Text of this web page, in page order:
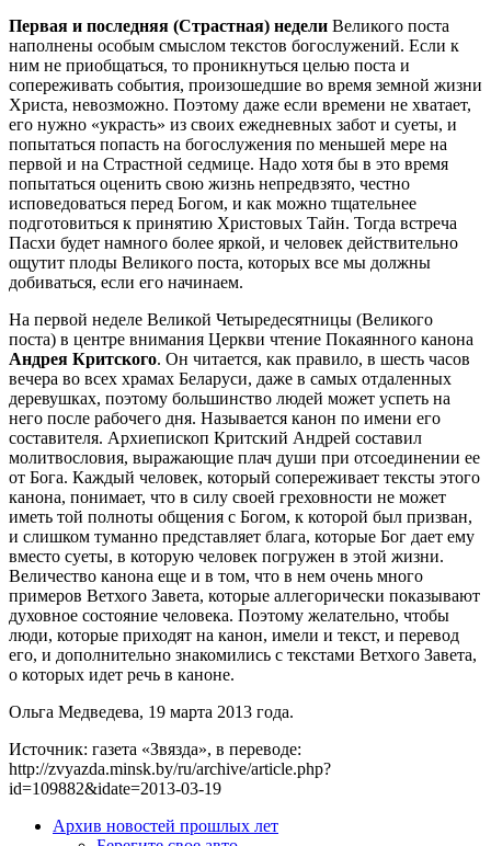
Первая и последняя (Страстная) недели Великого поста
наполнены особым смыслом текстов богослужений. Если к
ним не приобщаться, то проникнуться целью поста и
сопереживать события, произошедшие во время земной жизни
Христа, невозможно. Поэтому даже если времени не хватает,
его нужно «украсть» из своих ежедневных забот и суеты, и
попытаться попасть на богослужения по меньшей мере на
первой и на Страстной седмице. Надо хотя бы в это время
попытаться оценить свою жизнь непредвзято, честно
исповедоваться перед Богом, и как можно тщательнее
подготовиться к принятию Христовых Тайн. Тогда встреча
Пасхи будет намного более яркой, и человек действительно
ощутит плоды Великого поста, которых все мы должны
добиваться, если его начинаем.
На первой неделе Великой Четыредесятницы (Великого
поста) в центре внимания Церкви чтение Покаянного канона
Андрея Критского. Он читается, как правило, в шесть часов
вечера во всех храмах Беларуси, даже в самых отдаленных
деревушках, поэтому большинство людей может успеть на
него после рабочего дня. Называется канон по имени его
составителя. Архиепископ Критский Андрей составил
молитвословия, выражающие плач души при отсоединении ее
от Бога. Каждый человек, который сопереживает тексты этого
канона, понимает, что в силу своей греховности не может
иметь той полноты общения с Богом, к которой был призван,
и слишком туманно представляет блага, которые Бог дает ему
вместо суеты, в которую человек погружен в этой жизни.
Величество канона еще и в том, что в нем очень много
примеров Ветхого Завета, которые аллегорически показывают
духовное состояние человека. Поэтому желательно, чтобы
люди, которые приходят на канон, имели и текст, и перевод
его, и дополнительно знакомились с текстами Ветхого Завета,
о которых идет речь в каноне.
Ольга Медведева, 19 марта 2013 года.
Источник: газета «Звязда», в переводе:
http://zvyazda.minsk.by/ru/archive/article.php?
id=109882&idate=2013-03-19
Архив новостей прошлых лет